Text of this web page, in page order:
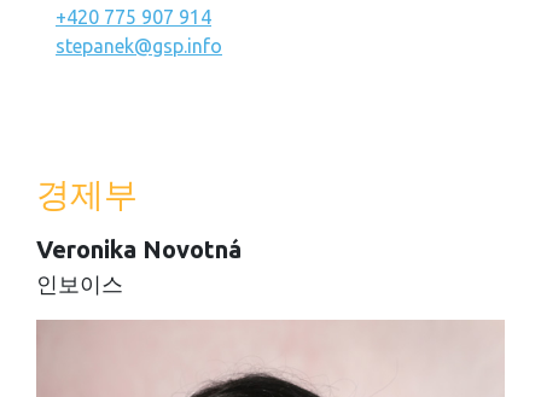
+420 775 907 914
stepanek@gsp.info
경제부
Veronika Novotná
인보이스